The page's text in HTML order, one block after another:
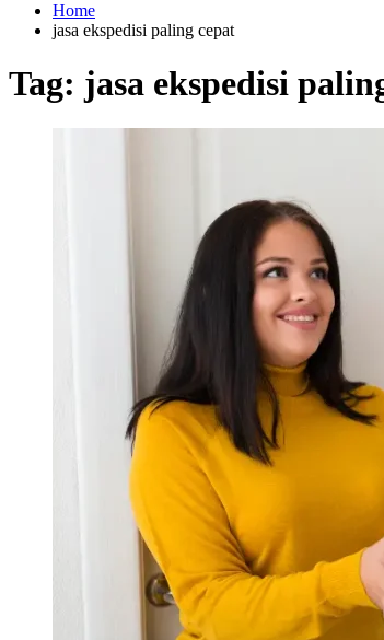
Home
jasa ekspedisi paling cepat
Tag: jasa ekspedisi